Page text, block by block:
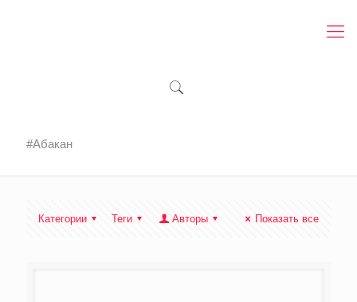
#Абакан
Категории Теги Авторы Показать все